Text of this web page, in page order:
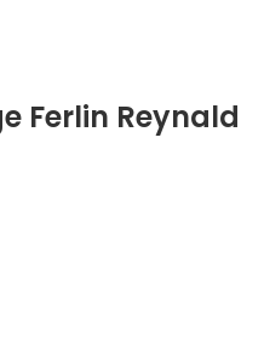
Ferlin Reynald